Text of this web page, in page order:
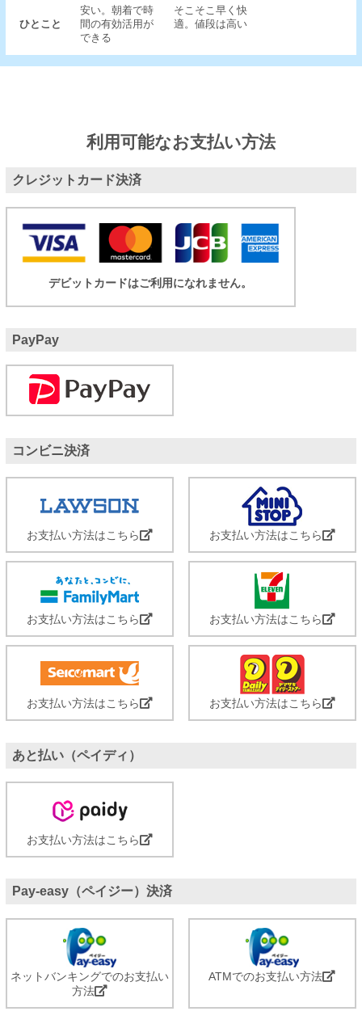
ひとこと
安い。朝着で時
間の有効活用が
できる
そこそこ早く快
適。値段は高い
利用可能なお支払い方法
クレジットカード決済
デビットカードはご利用になれません。
PayPay
コンビニ決済
お支払い方法はこちら お支払い方法はこちら
お支払い方法はこちら お支払い方法はこちら
お支払い方法はこちら お支払い方法はこちら
あと払い（ペイディ）
お支払い方法はこちら
Pay-easy（ペイジー）決済
ネットバンキングでのお支払い
方法
ATMでのお支払い方法